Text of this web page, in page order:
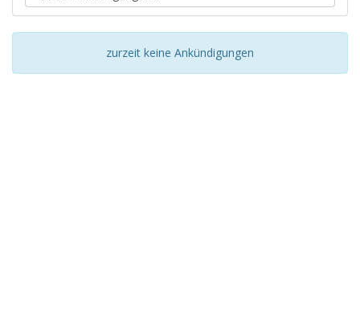
zurzeit keine Ankündigungen